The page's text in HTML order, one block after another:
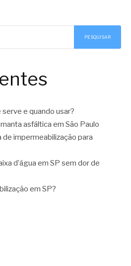
PESQUISAR
e quando usar?
asfáltica em São Paulo
impermeabilização para
d’água em SP sem dor de
em SP?